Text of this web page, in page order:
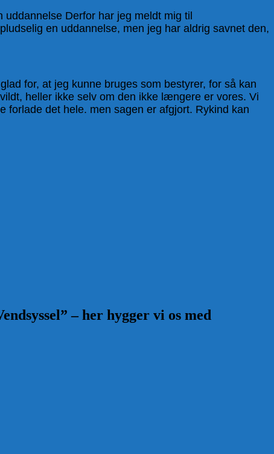
Derfor har jeg meldt mig til
en uddannelse, men jeg har aldrig savnet den,
for, at jeg kunne bruges som bestyrer, for så kan
heller ikke selv om den ikke længere er vores. Vi
det hele. men sagen er afgjort. Rykind kan
– her hygger vi os med